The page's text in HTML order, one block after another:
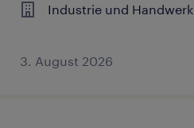
Industrie und Handwerk
3. August 2026